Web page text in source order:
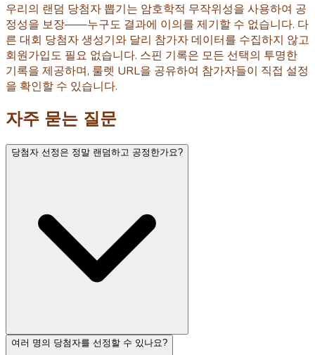
우리의 랜덤 당첨자 뽑기는 암호학적 무작위성을 사용하여 공
정성을 보장——누구도 결과에 이의를 제기할 수 없습니다. 다
른 대회 당첨자 생성기와 달리 참가자 데이터를 수집하지 않고
회원가입도 필요 없습니다. 스핀 기록은 모든 선택의 투명한
기록을 제공하며, 룰렛 URL을 공유하여 참가자들이 직접 설정
을 확인할 수 있습니다.
자주 묻는 질문
당첨자 선정은 정말 랜덤하고 공정한가요?
여러 명의 당첨자를 선정할 수 있나요?